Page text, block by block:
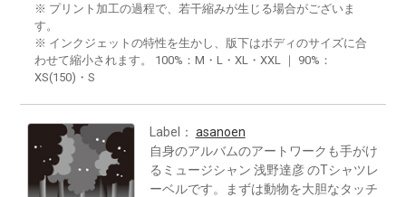
※ プリント加工の過程で、若干縮みが生じる場合がございま
す。
※ インクジェットの特性を生かし、版下はボディのサイズに合
わせて縮小されます。 100%：M・L・XL・XXL ｜ 90%：
XS(150)・S
Label： asanoen
自身のアルバムのアートワークも手がけ
るミュージシャン 浅野達彦 のTシャツレ
ーベルです。まずは動物を大胆なタッチ